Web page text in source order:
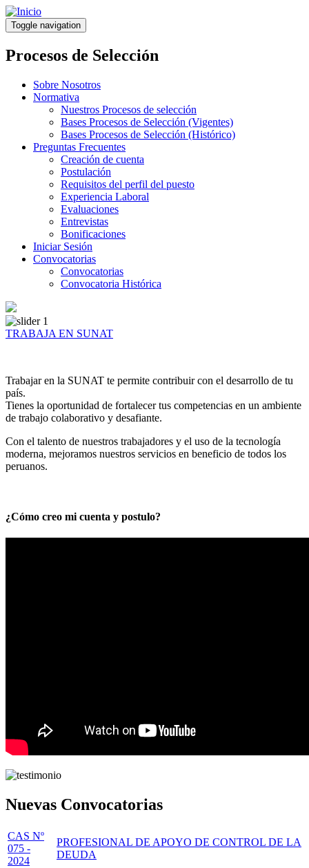
Pasar
al
contenido
principal
Toggle navigation
Procesos de Selección
Sobre Nosotros
Normativa
Nuestros Procesos de selección
Bases Procesos de Selección (Vigentes)
Bases Procesos de Selección (Histórico)
Preguntas Frecuentes
Creación de cuenta
Postulación
Requisitos del perfil del puesto
Experiencia Laboral
Evaluaciones
Entrevistas
Bonificaciones
Iniciar Sesión
Convocatorias
Convocatorias
Convocatoria Histórica
TRABAJA EN SUNAT
Trabajar en la SUNAT te permite contribuir con el desarrollo de tu
país.
Tienes la oportunidad de fortalecer tus competencias en un ambiente
de trabajo colaborativo y desafiante.
Con el talento de nuestros trabajadores y el uso de la tecnología
moderna, mejoramos nuestros servicios en beneficio de todos los
peruanos.
¿Cómo creo mi cuenta y postulo?
Nuevas Convocatorias
CAS Nº
075 -
2024
PROFESIONAL DE APOYO DE CONTROL DE LA
DEUDA